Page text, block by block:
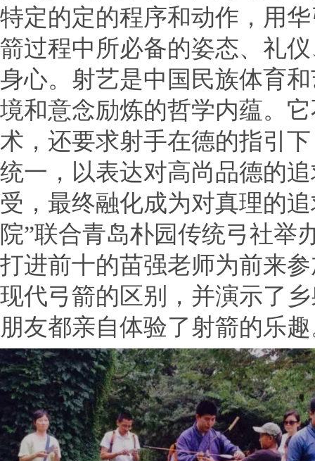
特定的定的程序和动作，用
箭过程中所必备的姿态、礼
身心。 射艺是中国民族体育
境和意念励炼的哲学内蕴。
术，还要求射手在德的指引
统一，以表达对高尚品德的
受，最终融化成为对真理的
院”联合青岛朴园传统弓社举
打进前十的苗强老师为前来
现代弓箭的区别，并演示了
朋友都亲自体验了射箭的乐